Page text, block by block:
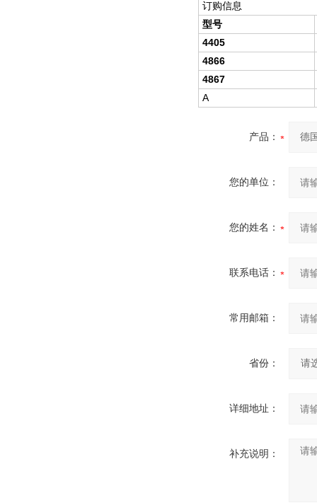
订购信息
型号
4405
4866
4867
A
产品：
您的单位：
您的姓名：
联系电话：
常用邮箱：
省份：
详细地址：
补充说明：